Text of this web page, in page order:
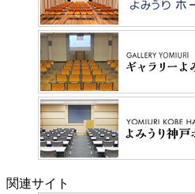
関連サイト